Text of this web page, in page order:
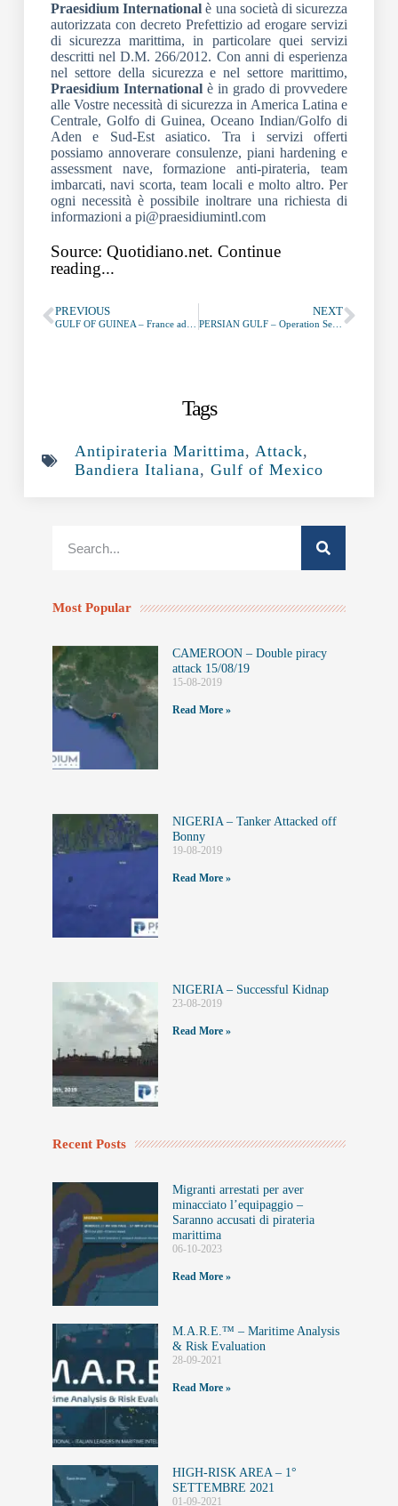
Praesidium International è una società di sicurezza
autorizzata con decreto Prefettizio ad erogare servizi
di sicurezza marittima, in particolare quei servizi
descritti nel D.M. 266/2012. Con anni di esperienza
nel settore della sicurezza e nel settore marittimo,
Praesidium Internationalè in grado di provvedere
alle Vostre necessità di sicurezza in America Latina e
Centrale, Golfo di Guinea, Oceano Indian/Golfo di
Aden e Sud-Est asiatico. Tra i servizi offerti
possiamo annoverare consulenze, piani hardening e
assessment nave, formazione anti-pirateria, team
imbarcati, navi scorta, team locali e molto altro. Per
ogni necessità è possibile inoltrare una richiesta di
informazioni a pi@praesidiumintl.com
Source: Quotidiano.net. Continue
reading...
PREVIOUS NEXT
Tags
Antipirateria Marittima, Attack,
Bandiera Italiana, Gulf of Mexico
Most Popular
CAMEROON – Double piracy
attack 15/08/19
15-08-2019
Read More »
NIGERIA – Tanker Attacked off
Bonny
19-08-2019
Read More »
NIGERIA – Successful Kidnap
23-08-2019
Read More »
Recent Posts
Migranti arrestati per aver
minacciato l’equipaggio –
Saranno accusati di pirateria
marittima
06-10-2023
Read More »
M.A.R.E.™️ – Maritime Analysis
& Risk Evaluation
28-09-2021
Read More »
HIGH-RISK AREA – 1°
SETTEMBRE 2021
01-09-2021